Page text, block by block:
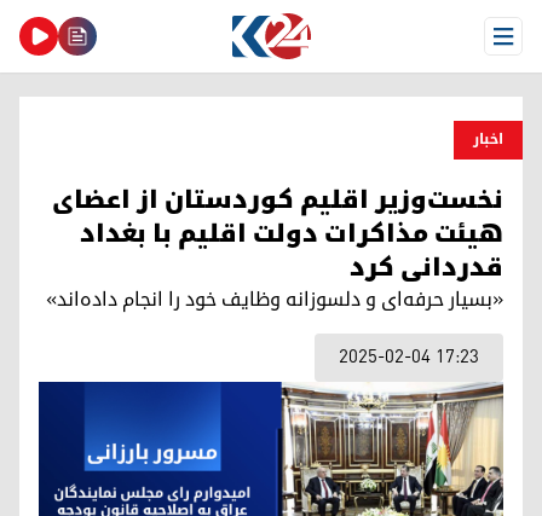
Open Menu
اخبار
نخست‌وزیر اقلیم کوردستان از اعضای
هیئت مذاکرات دولت اقلیم با بغداد
قدردانی کرد
«بسیار حرفه‌ای و دلسوزانه وظایف خود را انجام داده‌اند»
2025-02-04 17:23